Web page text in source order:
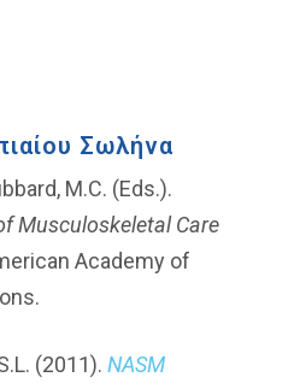
Σωλήνα
M.C. (Eds.).
Musculoskeletal Care
Academy of
(2011). NASM